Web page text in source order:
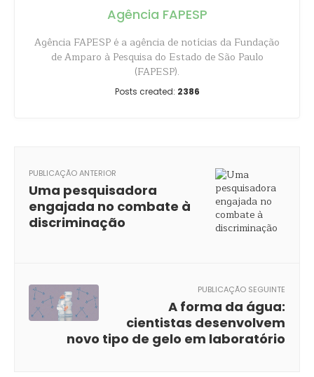
Agência FAPESP
Agência FAPESP é a agência de notícias da Fundação
de Amparo à Pesquisa do Estado de São Paulo
(FAPESP).
Posts created: 2386
PUBLICAÇÃO ANTERIOR
Uma pesquisadora
engajada no combate à
discriminação
PUBLICAÇÃO SEGUINTE
A forma da água:
cientistas desenvolvem
novo tipo de gelo em laboratório